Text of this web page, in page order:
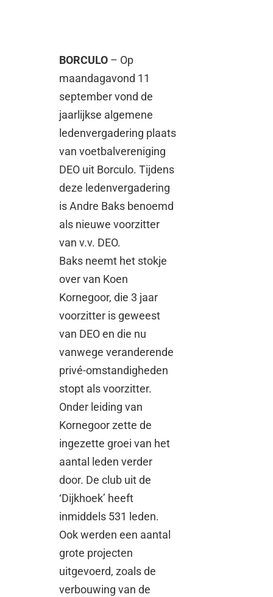
BORCULO – Op
maandagavond 11
september vond de
jaarlijkse algemene
ledenvergadering plaats
van voetbalvereniging
DEO uit Borculo. Tijdens
deze ledenvergadering
is Andre Baks benoemd
als nieuwe voorzitter
van v.v. DEO.
Baks neemt het stokje
over van Koen
Kornegoor, die 3 jaar
voorzitter is geweest
van DEO en die nu
vanwege veranderende
privé-omstandigheden
stopt als voorzitter.
Onder leiding van
Kornegoor zette de
ingezette groei van het
aantal leden verder
door. De club uit de
‘Dijkhoek’ heeft
inmiddels 531 leden.
Ook werden een aantal
grote projecten
uitgevoerd, zoals de
verbouwing van de